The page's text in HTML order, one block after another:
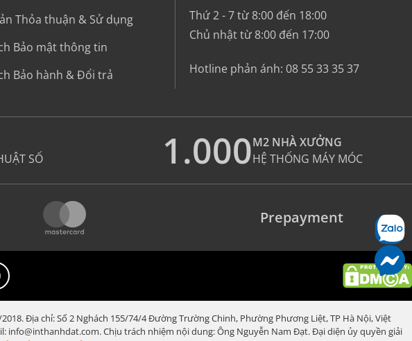
Thỏa thuận & Sử dụng
Bảo mật thông tin
Bảo hành & Đổi trả
Thứ 2 - 7 từ 8:00 đến 18:00
Chủ nhật từ 8:00 đến 17:00
Hotline phản ánh: 08 55 33 35 37
SỐ
1.000M2 NHÀ XƯỞNG
HỆ THỐNG MÁY MÓC
Prepayment
Địa chỉ: Số 2 Nghách 155/74/4 Đường Trường Chinh, Phường Phương Liệt, TP Hà Nội, Việt
info@inthanhdat.com. Chịu trách nhiệm nội dung: Ông Nguyễn Nam Đạt. Đại diện ủy quyền giải